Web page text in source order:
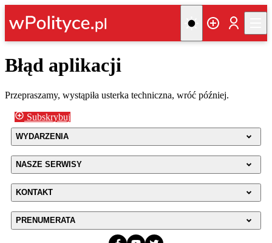
Błąd aplikacji
Przepraszamy, wystąpiła usterka techniczna, wróć później.
Subskrybuj
WYDARZENIA
NASZE SERWISY
KONTAKT
PRENUMERATA